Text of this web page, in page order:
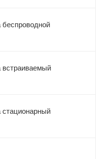
встраиваемый